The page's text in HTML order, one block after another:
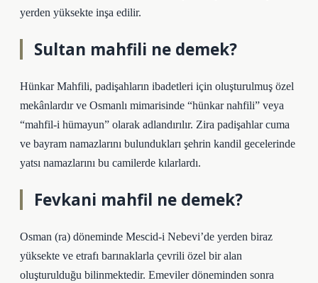
yerden yüksekte inşa edilir.
Sultan mahfili ne demek?
Hünkar Mahfili, padişahların ibadetleri için oluşturulmuş özel
mekânlardır ve Osmanlı mimarisinde “hünkar nahfili” veya
“mahfil-i hümayun” olarak adlandırılır. Zira padişahlar cuma
ve bayram namazlarını bulundukları şehrin kandil gecelerinde
yatsı namazlarını bu camilerde kılarlardı.
Fevkani mahfil ne demek?
Osman (ra) döneminde Mescid-i Nebevi’de yerden biraz
yüksekte ve etrafı barınaklarla çevrili özel bir alan
oluşturulduğu bilinmektedir. Emeviler döneminden sonra